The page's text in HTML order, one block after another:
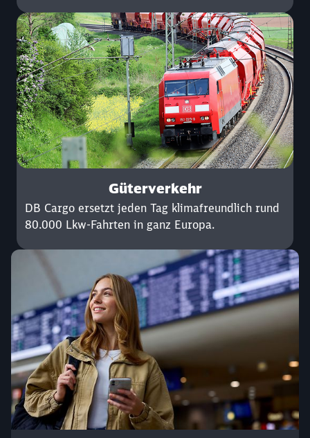
Güterverkehr
DB Cargo ersetzt jeden Tag klimafreundlich rund
80.000 Lkw-Fahrten in ganz Europa.